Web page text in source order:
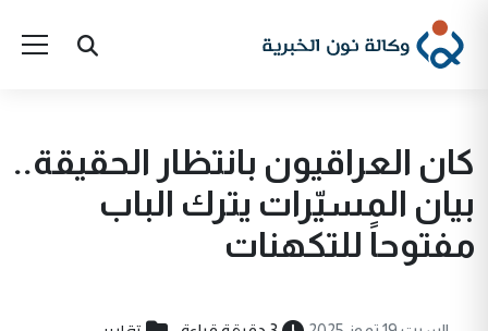
كان العراقيون بانتظار الحقيقة..
بيان المسيّرات يترك الباب
مفتوحاً للتكهنات